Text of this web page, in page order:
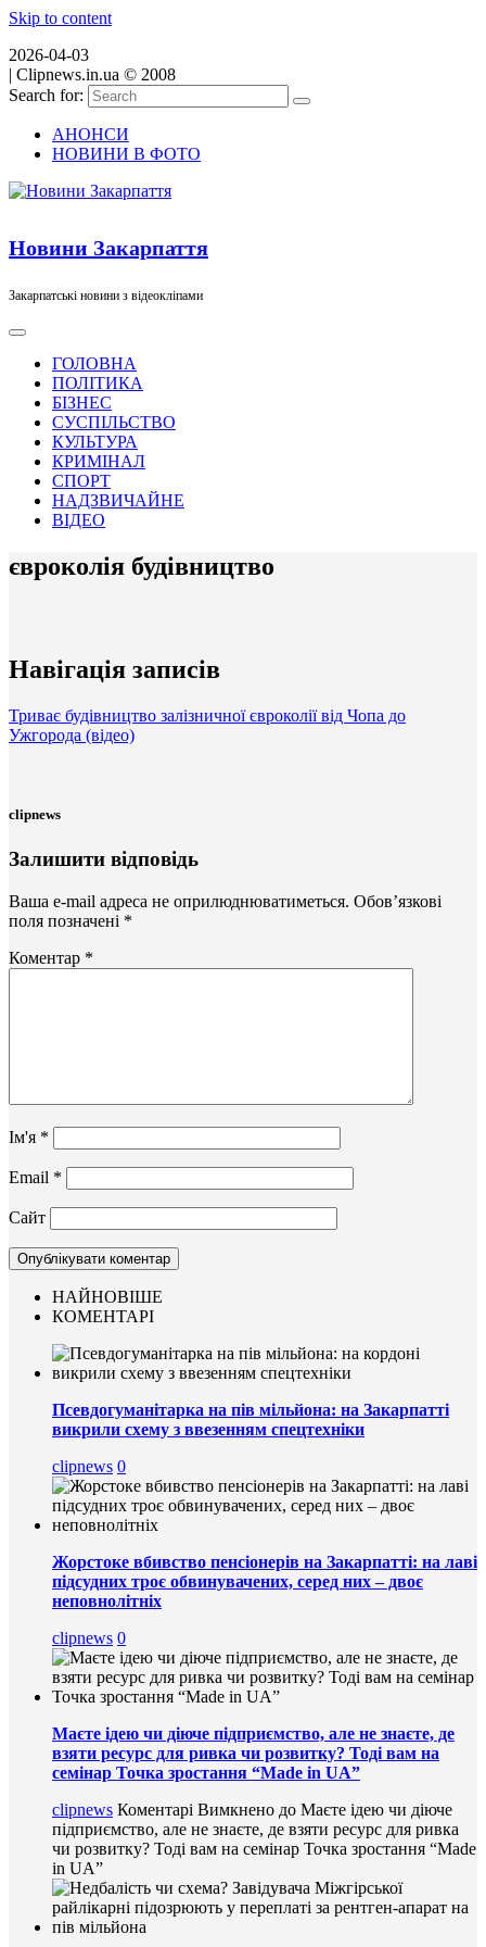
Skip to content
2026-04-03
| Clipnews.in.ua © 2008
Search for:
АНОНСИ
НОВИНИ В ФОТО
Новини Закарпаття
Закарпатські новини з відеокліпами
ГОЛОВНА
ПОЛІТИКА
БІЗНЕС
СУСПІЛЬСТВО
КУЛЬТУРА
КРИМІНАЛ
СПОРТ
НАДЗВИЧАЙНЕ
ВІДЕО
євроколія будівництво
Навігація записів
Триває будівництво залізничної євроколії від Чопа до
Ужгорода (відео)
clipnews
Залишити відповідь
Ваша e-mail адреса не оприлюднюватиметься. Обов’язкові
поля позначені *
Коментар *
Ім'я *
Email *
Сайт
НАЙНОВІШЕ
КОМЕНТАРІ
Псевдогуманітарка на пів мільйона: на Закарпатті
викрили схему з ввезенням спецтехніки
clipnews 0
Жорстоке вбивство пенсіонерів на Закарпатті: на лаві
підсудних троє обвинувачених, серед них – двоє
неповнолітніх
clipnews 0
Маєте ідею чи діюче підприємство, але не знаєте, де
взяти ресурс для ривка чи розвитку? Тоді вам на
семінар Точка зростання “Made in UA”
clipnews Коментарі Вимкнено до Маєте ідею чи діюче
підприємство, але не знаєте, де взяти ресурс для ривка
чи розвитку? Тоді вам на семінар Точка зростання “Made
in UA”